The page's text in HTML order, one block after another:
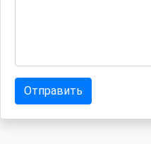
Отправить